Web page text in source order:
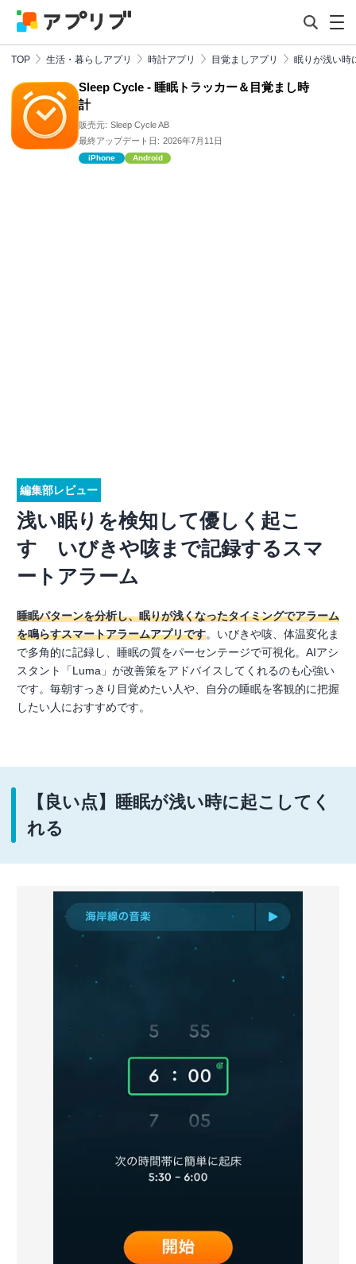
TOP 生活・暮らしアプリ 時計アプリ 目覚ましアプリ 眠りが浅い時
Sleep Cycle - 睡眠トラッカー＆目覚まし時
計
販売元: Sleep Cycle AB
最終アップデート日: 2026年7月11日
iPhone Android
編集部レビュー
浅い眠りを検知して優しく起こ
す いびきや咳まで記録するスマ
ートアラーム
睡眠パターンを分析し、眠りが浅くなったタイミングでアラーム
を鳴らすスマートアラームアプリです。いびきや咳、体温変化ま
で多角的に記録し、睡眠の質をパーセンテージで可視化。AIアシ
スタント「Luma」が改善策をアドバイスしてくれるのも心強い
です。毎朝すっきり目覚めたい人や、自分の睡眠を客観的に把握
したい人におすすめです。
【良い点】睡眠が浅い時に起こしてく
れる